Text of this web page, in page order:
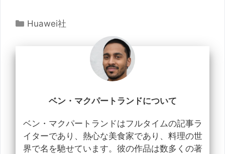
カ
Huawei社
ベン・マクパートランドについて
ベン・マクパートランドはフルタイムの記事ラ
イターであり、熱心な美食家であり、料理の世
界で名を馳せています。彼の作品は数多くの著